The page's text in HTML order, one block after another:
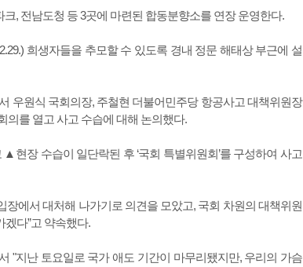
, 전남도청 등 3곳에 마련된 합동분향소를 연장 운영한다.
희생자들을 추모할 수 있도록 경내 정문 해태상 부근에 설
우원식 국회의장, 주철현 더불어민주당 항공사고 대책위원장
의를 열고 사고 수습에 대해 논의했다.
장 수습이 일단락된 후 ‘국회 특별위원회’를 구성하여 사고
에서 대처해 나가기로 의견을 모았고, 국회 차원의 대책위원
겠다”고 약속했다.
"지난 토요일로 국가 애도 기간이 마무리됐지만, 우리의 가슴